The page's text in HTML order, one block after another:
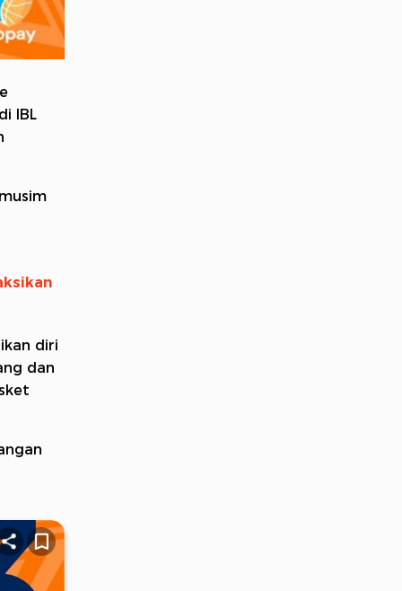
IBL
diri
dan